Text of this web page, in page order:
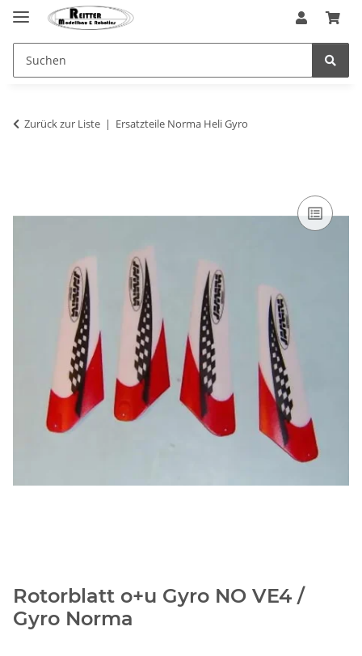
Zurück zur Liste Ersatzteile Norma Heli Gyro
Rotorblatt o+u Gyro NO VE4 /
Gyro Norma